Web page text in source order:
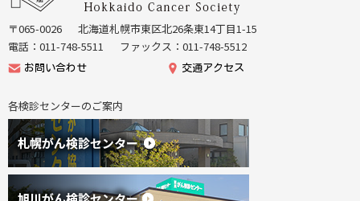
機
メ
ュ
ー
へ
戻
団
〒065-0026
北海道札幌市東区北26条東14丁目1-15
電話：011-748-5511
ファックス：011-748-5512
お問い合わせ 交通アクセス
各検診センターのご案内